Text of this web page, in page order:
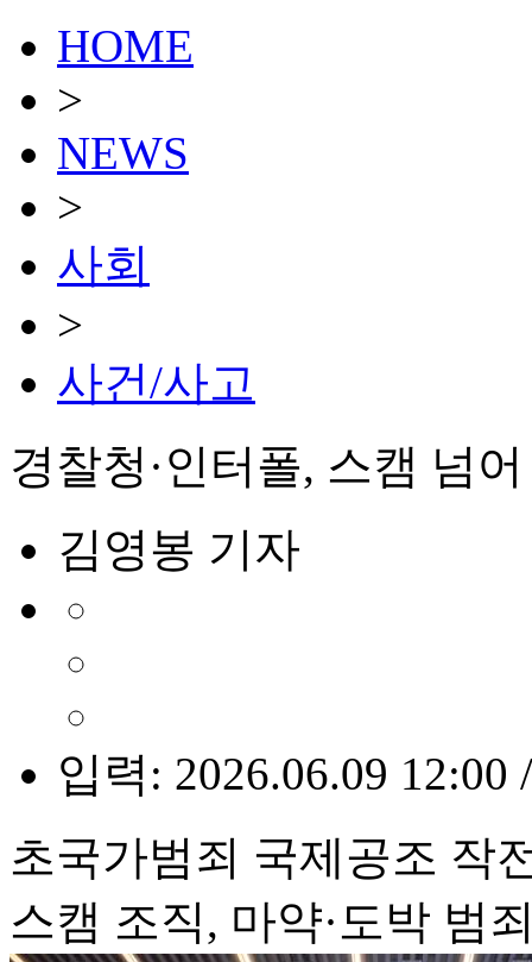
HOME
>
NEWS
>
사회
>
사건/사고
경찰청·인터폴, 스캠 넘
김영봉 기자
입력: 2026.06.09 12:00
초국가범죄 국제공조 작
스캠 조직, 마약·도박 범